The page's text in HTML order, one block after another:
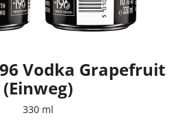
Vodka Grapefruit
(Einweg)
330 ml